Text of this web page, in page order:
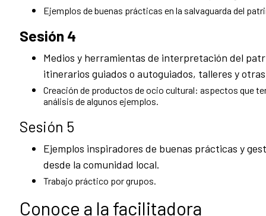
Ejemplos de buenas prácticas en la salvaguarda del
Sesión 4
Medios y herramientas de interpretación del
itinerarios guiados o autoguiados, talleres y
Creación de productos de ocio cultural: aspectos que
análisis de algunos ejemplos.
Sesión 5
Ejemplos inspiradores de buenas prácticas y
desde la comunidad local.
Trabajo práctico por grupos.
Conoce a la facilitadora